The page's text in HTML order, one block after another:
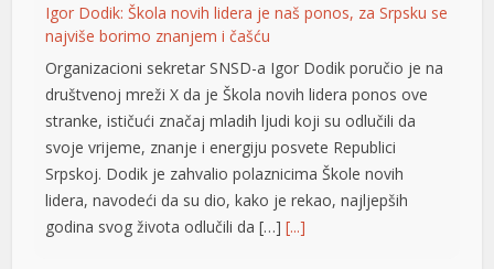
Igor Dodik: Škola novih lidera je naš ponos, za Srpsku se
najviše borimo znanjem i čašću
Organizacioni sekretar SNSD-a Igor Dodik poručio je na
društvenoj mreži X da je Škola novih lidera ponos ove
stranke, ističući značaj mladih ljudi koji su odlučili da
svoje vrijeme, znanje i energiju posvete Republici
Srpskoj. Dodik je zahvalio polaznicima Škole novih
lidera, navodeći da su dio, kako je rekao, najljepših
godina svog života odlučili da […][...]